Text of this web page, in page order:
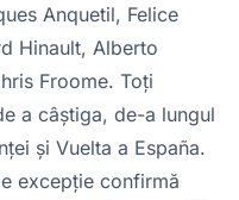
Anquetil, Felice
Hinault, Alberto
Froome. Toți
a câștiga, de-a lungul
și Vuelta a España.
excepție confirmă